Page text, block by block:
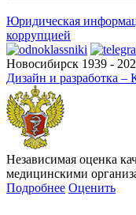
Юридическая
коррупцией
Новосибирск 1939 -
Дизайн и разработка –
Независимая оценка
медицинскими
Подробнее Оценить